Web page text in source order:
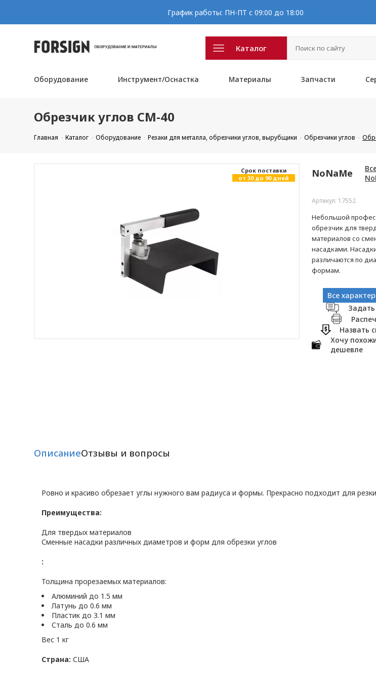
График работы: ПН-ПТ с 09:00 до 18:00
Каталог
Оборудование Инструмент/Оснастка Материалы Запчасти
Обрезчик углов CM-40
Главная Каталог Оборудование Резаки для металла, обрезчики углов, вырубщики Обрезчики углов
Cрок поставки
от 30 до 90 дней
NoNaMe
Артикул: 17552
Небольшой
обрезчик для
материалов со
насадками.
различаются по
формам.
Все
Назвать
Хочу
дешевле
ОписаниеОтзывы и вопросы
Ровно и красиво обрезает углы нужного вам радиуса и формы. Прекрасно подходит для
Преимущества:
Для твердых материалов
Сменные насадки различных диаметров и форм для обрезки углов
:
Толщина прорезаемых материалов:
Алюминий до 1.5 мм
Латунь до 0.6 мм
Пластик до 3.1 мм
Сталь до 0.6 мм
Вес 1 кг
Страна: США